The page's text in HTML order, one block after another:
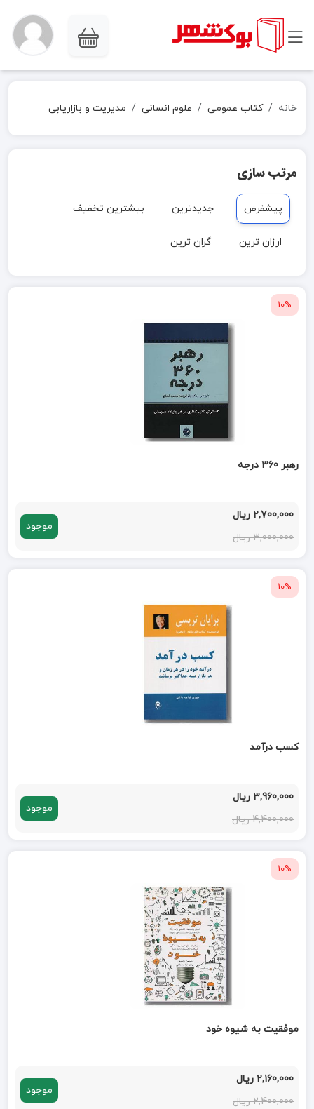
خانه کتاب عمومی علوم انسانی مدیریت و بازاریابی
مرتب سازی
پیشفرض جدیدترین بیشترین تخفیف
ارزان ترین گران ترین
10%
رهبر 360 درجه
2,700,000 ریال
3,000,000 ریال
موجود
10%
کسب درآمد
3,960,000 ریال
4,400,000 ریال
موجود
10%
موفقیت به شیوه خود
2,160,000 ریال
2,400,000 ریال
موجود